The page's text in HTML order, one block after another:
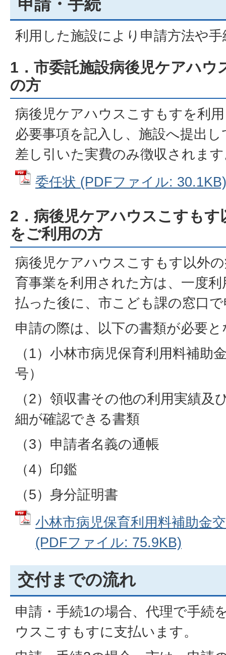
申請・手続
利用した施設により申請方法や
1．市委託施設病後児ケアハウ
の方
病後児ケアハウスこすもすを利
必要事項を記入し、施設へ提出
差し引いた実費のみ徴収されま
委任状 (PDFファイル: 30.1KB)
2．病後児ケアハウスこすもす
をご利用の方
病後児ケアハウスこすもす以外
育事業を利用された方は、一度
払った後に、市こども課の窓口
申請の際は、以下の書類が必要
（1）小林市病児保育利用料補助
号）
（2）領収書その他の利用実績及
細が確認できる書類
（3）申請者名義の通帳
（4）印鑑
（5）身分証明書
小林市病児保育利用料補助金
(PDFファイル: 75.9KB)
交付までの流れ
申請・手続1の場合、代理で手続
ウスこすもすに支払います。